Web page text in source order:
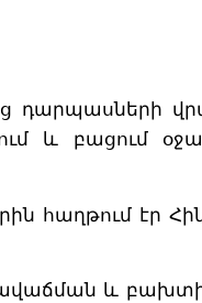
դարպասների
և բացում
հաղթում էր
և